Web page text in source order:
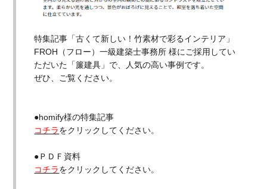
特集記事「古くて新しい！竹素材で彩るインテリア」
FROH（フロー）一級建築士事務所 様にご採用してい
ただいた「簾建具」で、人気の高い事例です。
ぜひ、ご覧ください。
●homify様の特集記事
コチラをクリックしてください。
●ＰＤＦ資料
コチラをクリックしてください。